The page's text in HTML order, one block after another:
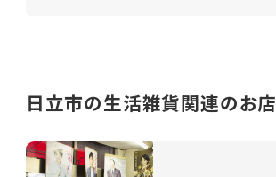
日立市の生活雑貨関連のお店